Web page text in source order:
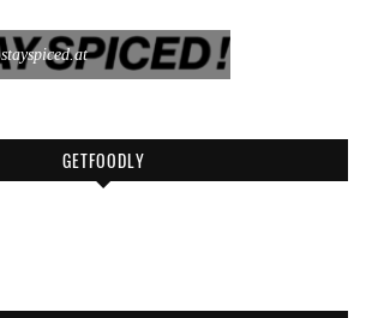
stayspiced.at
GETFOODLY